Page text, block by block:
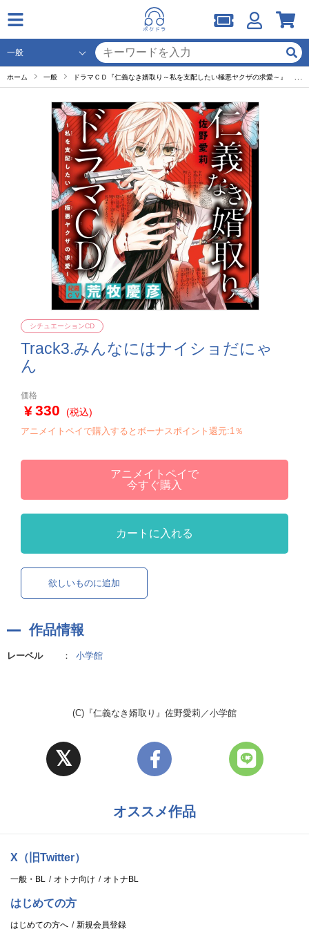
ホーム 一般 ドラマＣＤ『仁義なき婿取り～私を支配したい極悪ヤクザの求愛～』 セット
Track3.みんなにはナイショだにゃ
ん
シチュエーションCD
価格
330 (税込)
アニメイトペイで購入するとボーナスポイント還元:1％
アニメイトペイで
今すぐ購入
カートに入れる
欲しいものに追加
作品情報
レーベル ： 小学館
(C)『仁義なき婿取り』佐野愛莉／小学館
オススメ作品
X（旧Twitter）
一般・BL オトナ向け オトナBL
はじめての方
はじめての方へ 新規会員登録